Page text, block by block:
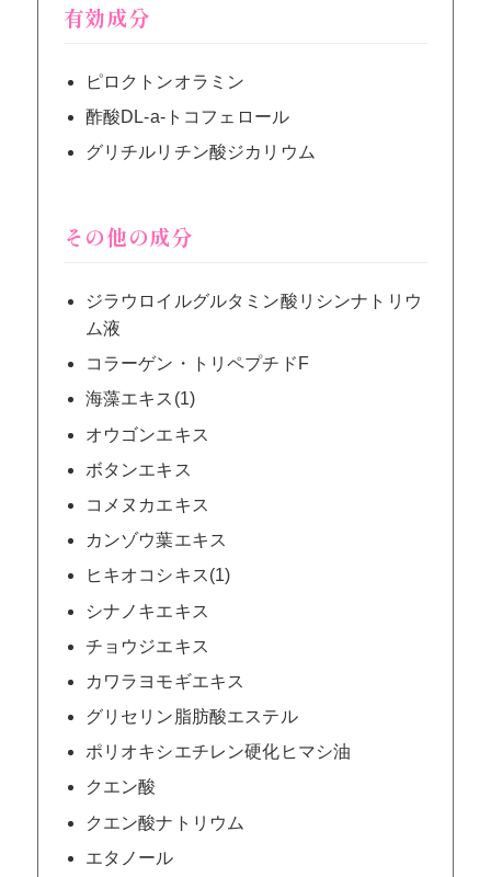
有効成分
ピロクトンオラミン
酢酸DL-a-トコフェロール
グリチルリチン酸ジカリウム
その他の成分
ジラウロイルグルタミン酸リシンナトリウ
ム液
コラーゲン・トリペプチドF
海藻エキス(1)
オウゴンエキス
ボタンエキス
コメヌカエキス
カンゾウ葉エキス
ヒキオコシキス(1)
シナノキエキス
チョウジエキス
カワラヨモギエキス
グリセリン脂肪酸エステル
ポリオキシエチレン硬化ヒマシ油
クエン酸
クエン酸ナトリウム
エタノール